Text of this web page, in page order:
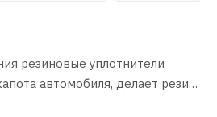
резиновые уплотнители
автомобиля, делает резину